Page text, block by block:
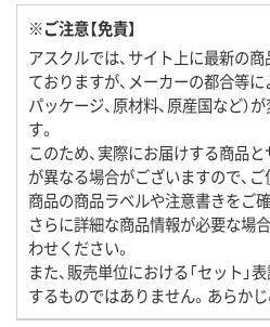
※ご注意【免責】
アスクルでは、サイト上に最新の
ておりますが、メーカーの都合等に
パッケージ、原材料、原産国など）
す。
このため、実際にお届けする商品
が異なる場合がございますので、
商品の商品ラベルや注意書きをご確
さらに詳細な商品情報が必要な場
わせください。
また、販売単位における「セット」
するものではありません。あらかじ